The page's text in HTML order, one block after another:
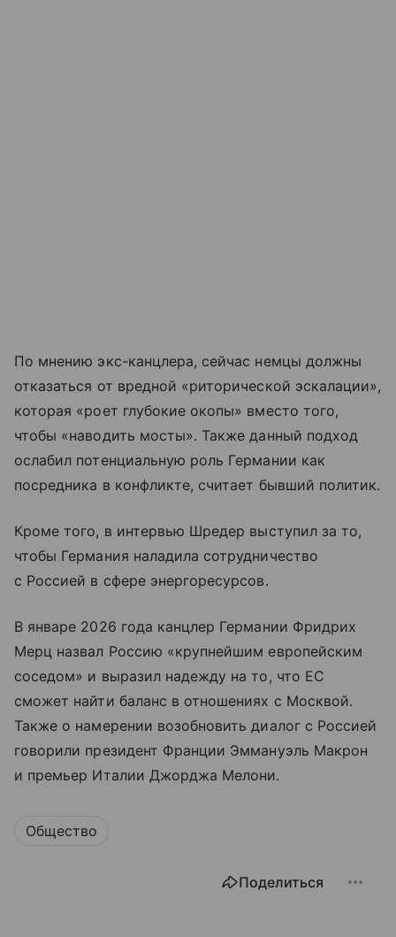
По мнению экс-канцлера, сейчас немцы должны
отказаться от вредной «риторической эскалации»,
которая «роет глубокие окопы» вместо того,
чтобы «наводить мосты». Также данный подход
ослабил потенциальную роль Германии как
посредника в конфликте, считает бывший политик.
Кроме того, в интервью Шредер выступил за то,
чтобы Германия наладила сотрудничество
с Россией в сфере энергоресурсов.
В январе 2026 года канцлер Германии Фридрих
Мерц назвал Россию «крупнейшим европейским
соседом» и выразил надежду на то, что ЕС
сможет найти баланс в отношениях с Москвой.
Также о намерении возобновить диалог с Россией
говорили президент Франции Эммануэль Макрон
и премьер Италии Джорджа Мелони.
Общество
Поделиться